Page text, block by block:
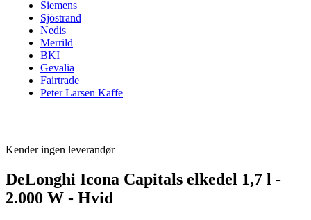
Siemens
Sjöstrand
Nedis
Merrild
BKI
Gevalia
Fairtrade
Peter Larsen Kaffe
Kender ingen leverandør
DeLonghi Icona Capitals elkedel 1,7 l -
2.000 W - Hvid